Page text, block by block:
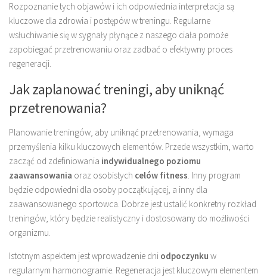
Rozpoznanie tych objawów i ich odpowiednia interpretacja są
kluczowe dla zdrowia i postępów w treningu. Regularne
wsłuchiwanie się w sygnały płynące z naszego ciała pomoże
zapobiegać przetrenowaniu oraz zadbać o efektywny proces
regeneracji.
Jak zaplanować treningi, aby uniknąć
przetrenowania?
Planowanie treningów, aby uniknąć przetrenowania, wymaga
przemyślenia kilku kluczowych elementów. Przede wszystkim, warto
zacząć od zdefiniowania indywidualnego poziomu
zaawansowania oraz osobistych celów fitness. Inny program
będzie odpowiedni dla osoby początkującej, a inny dla
zaawansowanego sportowca. Dobrze jest ustalić konkretny rozkład
treningów, który będzie realistyczny i dostosowany do możliwości
organizmu.
Istotnym aspektem jest wprowadzenie dni odpoczynku w
regularnym harmonogramie. Regeneracja jest kluczowym elementem